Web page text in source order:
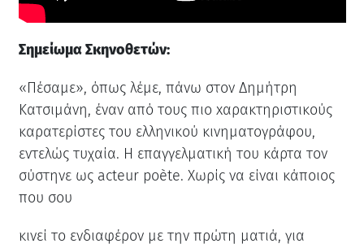
Σημείωμα Σκηνοθετών:
«Πέσαμε», όπως λέμε, πάνω στον Δημήτρη
Κατσιμάνη, έναν από τους πιο xαρακτηριστικούς
καρατερίστες του ελληνικού κινηματογράφου,
εντελώς τυχαία. Η επαγγελματική του κάρτα τον
σύστηνε ως acteur poète. Χωρίς να είναι κάποιος
που σου
κινεί το ενδιαφέρον με την πρώτη ματιά, για